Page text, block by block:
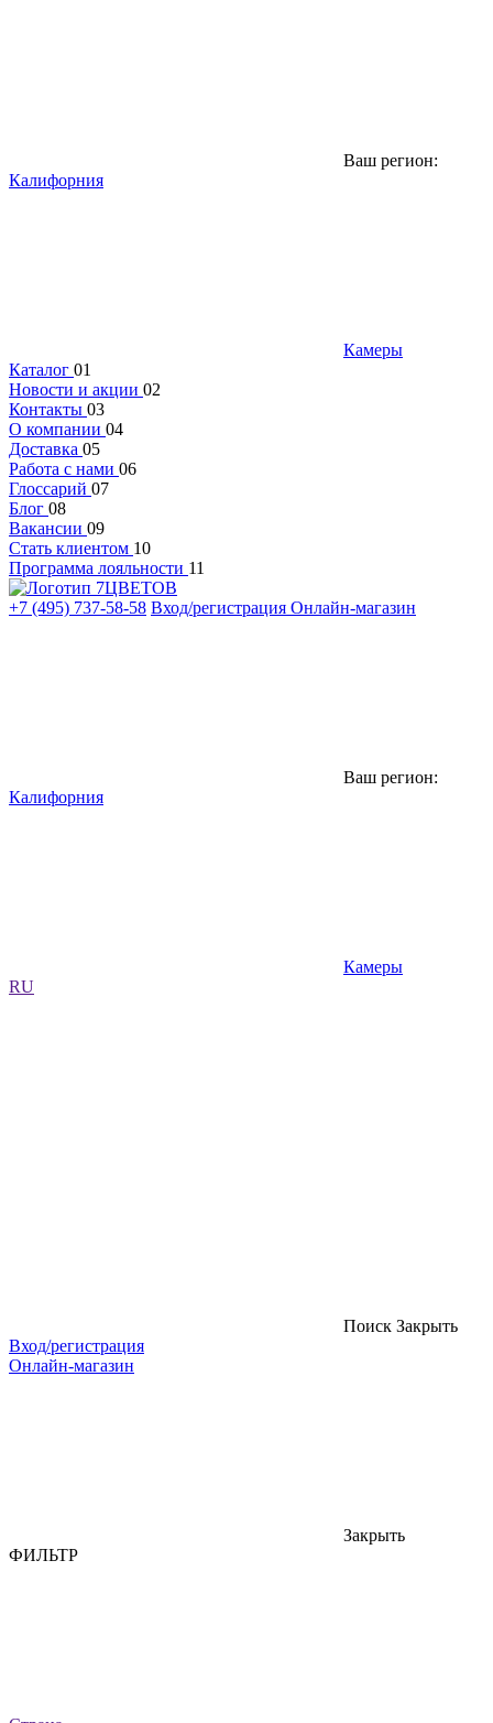
Ваш регион:
Калифорния
Камеры
Каталог 01
Новости и акции 02
Контакты 03
О компании 04
Доставка 05
Работа с нами 06
Глоссарий 07
Блог 08
Вакансии 09
Стать клиентом 10
Программа лояльности 11
+7 (495) 737-58-58 Вход/регистрация Онлайн-магазин
Ваш регион:
Калифорния
Камеры
RU
Поиск Закрыть
Вход/регистрация
Онлайн-магазин
Закрыть
ФИЛЬТР